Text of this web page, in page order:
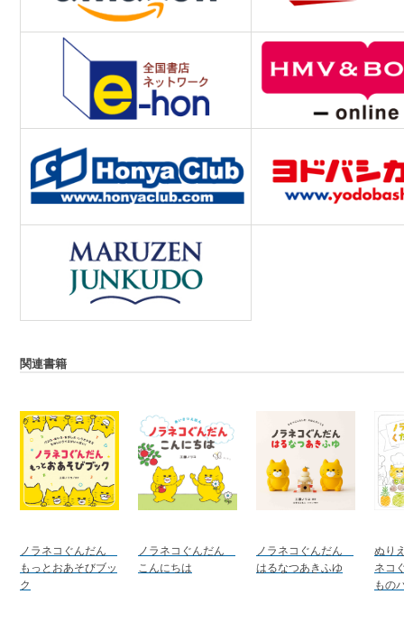
関連書籍
ノラネコぐんだん
もっとおあそびブッ
ク
ノラネコぐんだん
こんにちは
ノラネコぐんだん
はるなつあきふゆ
ぬり
ネコ
もの